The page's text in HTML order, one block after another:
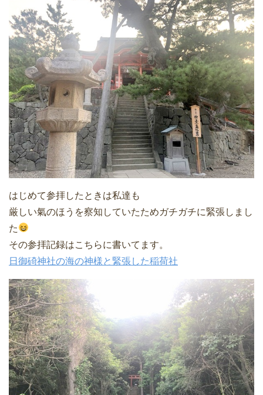
はじめて参拝したときは私達も
厳しい氣のほうを察知していたためガチガチに緊張しまし
た
その参拝記録はこちらに書いてます。
日御碕神社の海の神様と緊張した稲荷社